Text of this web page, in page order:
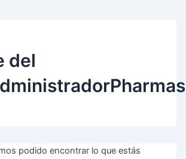
del
podido encontrar lo que estás